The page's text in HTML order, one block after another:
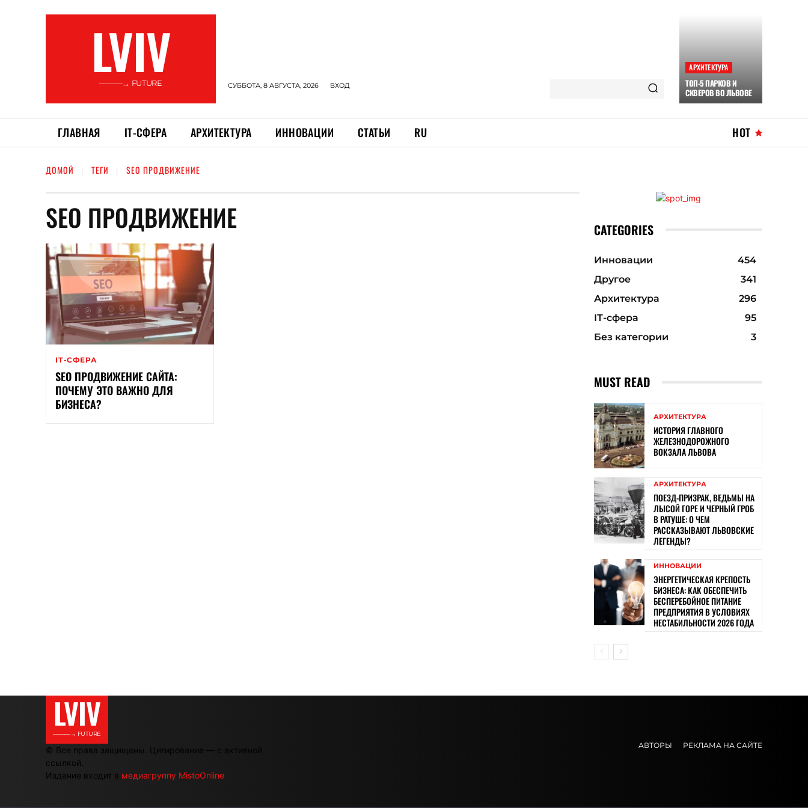
LVIV
———→ FUTURE СУББОТА, 8 АВГУСТА, 2026 ВХОД
АРХИТЕКТУРА
ТОП-5 ПАРКОВ И
СКВЕРОВ ВО ЛЬВОВЕ
ГЛАВНАЯ ІТ-СФЕРА АРХИТЕКТУРА ИННОВАЦИИ СТАТЬИ RU HOT
ДОМОЙ ТЕГИ SEO ПРОДВИЖЕНИЕ
SEO ПРОДВИЖЕНИЕ
ІТ-СФЕРА
SEO ПРОДВИЖЕНИЕ САЙТА:
ПОЧЕМУ ЭТО ВАЖНО ДЛЯ
БИЗНЕСА?
CATEGORIES
Инновации
454
Другое
341
Архитектура
296
ІТ-сфера
95
Без категории
3
MUST READ
АРХИТЕКТУРА
ИСТОРИЯ ГЛАВНОГО
ЖЕЛЕЗНОДОРОЖНОГО
ВОКЗАЛА ЛЬВОВА
АРХИТЕКТУРА
ПОЕЗД-ПРИЗРАК, ВЕДЬМЫ НА
ЛЫСОЙ ГОРЕ И ЧЕРНЫЙ ГРОБ
В РАТУШЕ: О ЧЕМ
РАССКАЗЫВАЮТ ЛЬВОВСКИЕ
ЛЕГЕНДЫ?
ИННОВАЦИИ
ЭНЕРГЕТИЧЕСКАЯ КРЕПОСТЬ
БИЗНЕСА: КАК ОБЕСПЕЧИТЬ
БЕСПЕРЕБОЙНОЕ ПИТАНИЕ
ПРЕДПРИЯТИЯ В УСЛОВИЯХ
НЕСТАБИЛЬНОСТИ 2026 ГОДА
LVIV
———→ FUTURE
© Все права защищены. Цитирование — с активной
ссылкой.
Издание входит в медиагруппу MistoOnline
АВТОРЫ РЕКЛАМА НА САЙТЕ